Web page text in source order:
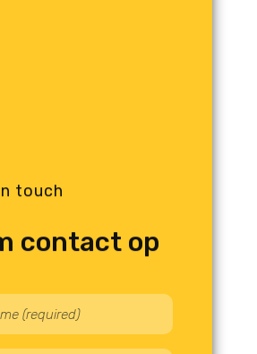
touch
contact op